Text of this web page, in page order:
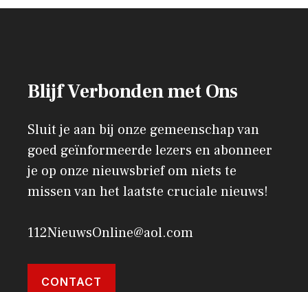
Blijf Verbonden met Ons
Sluit je aan bij onze gemeenschap van
goed geïnformeerde lezers en abonneer
je op onze nieuwsbrief om niets te
missen van het laatste cruciale nieuws!
112NieuwsOnline@aol.com
CONTACT